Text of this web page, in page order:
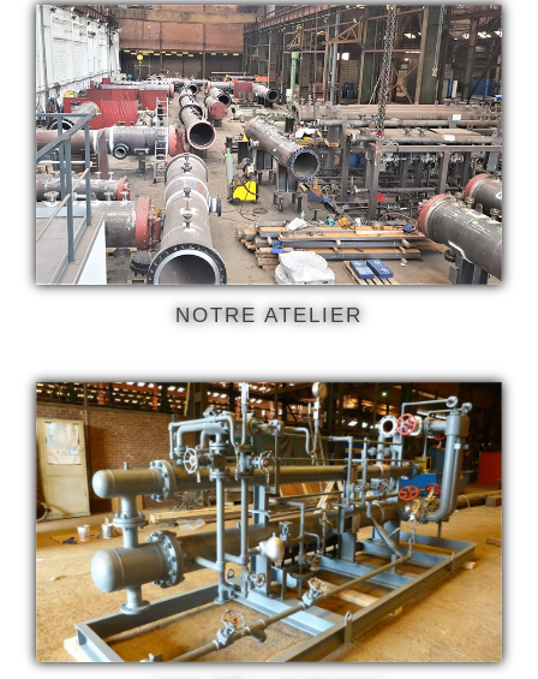
NOTRE ATELIER